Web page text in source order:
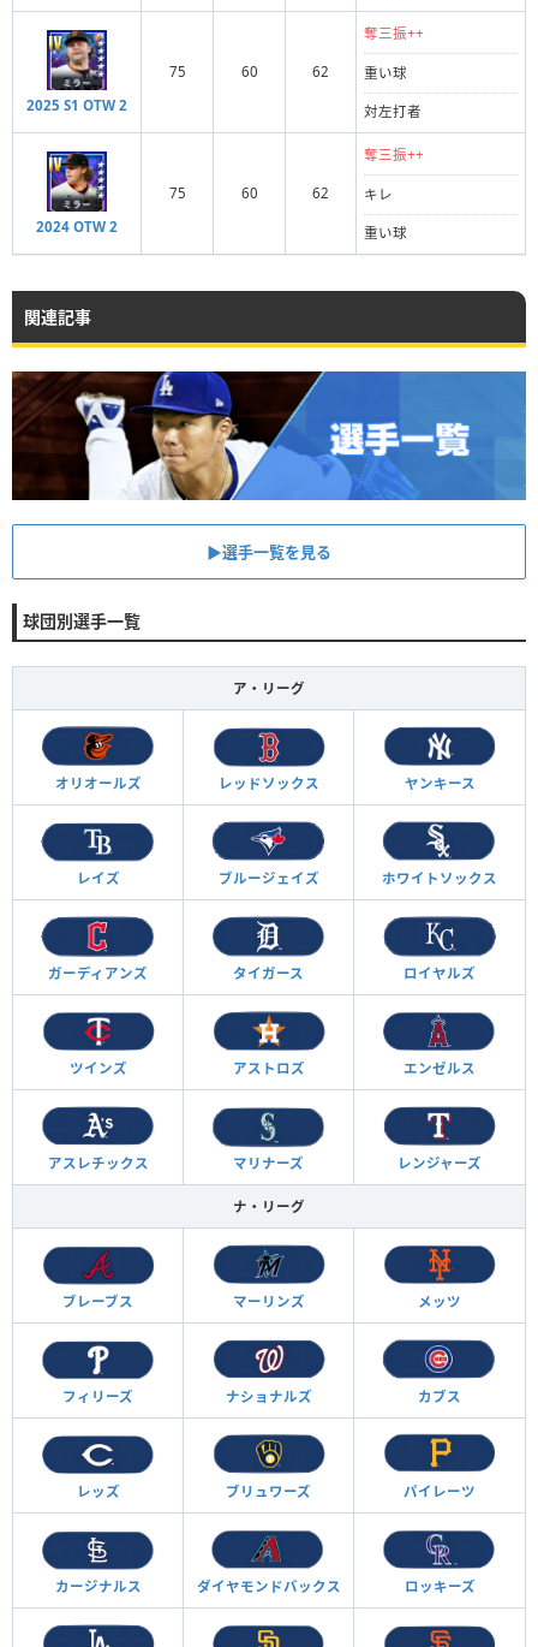
2025 S1 OTW 2
75 60 62
奪三振++
重い球
対左打者
2024 OTW 2
75 60 62
奪三振++
キレ
重い球
関連記事
▶︎選手一覧を見る
球団別選手一覧
ア・リーグ
オリオールズ レッドソックス ヤンキース
レイズ ブルージェイズ ホワイトソックス
ガーディアンズ タイガース ロイヤルズ
ツインズ アストロズ エンゼルス
アスレチックス マリナーズ レンジャーズ
ナ・リーグ
ブレーブス マーリンズ メッツ
フィリーズ ナショナルズ カブス
レッズ ブリュワーズ パイレーツ
カージナルス ダイヤモンドバックス ロッキーズ